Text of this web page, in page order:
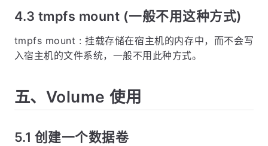
4.3 tmpfs mount (一般不用这种方式)
tmpfs mount : 挂载存储在宿主机的内存中，而不会写
入宿主机的文件系统，一般不用此种方式。
五、Volume 使用
5.1 创建一个数据卷